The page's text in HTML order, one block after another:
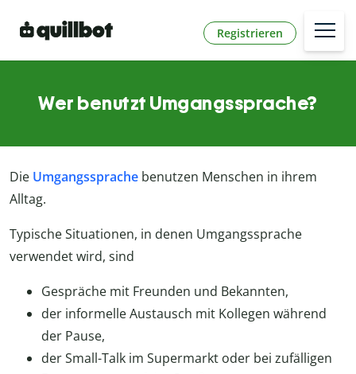
Registrieren
Wer benutzt Umgangssprache?
Die Umgangssprache benutzen Menschen in ihrem
Alltag.
Typische Situationen, in denen Umgangssprache
verwendet wird, sind
Gespräche mit Freunden und Bekannten,
der informelle Austausch mit Kollegen während
der Pause,
der Small-Talk im Supermarkt oder bei zufälligen